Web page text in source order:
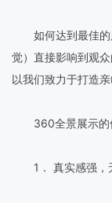
如何达到最佳的
觉）直接影响到观
以我们致力于打造亲
360全景展示的
1． 真实感强，